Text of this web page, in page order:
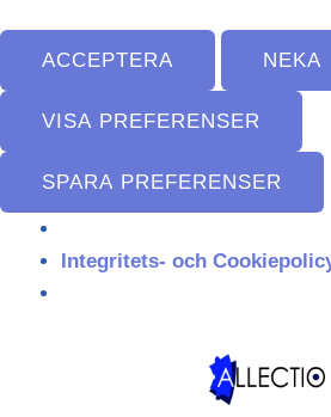
ACCEPTERA NEKA
VISA PREFERENSER
SPARA PREFERENSER
Integritets- och